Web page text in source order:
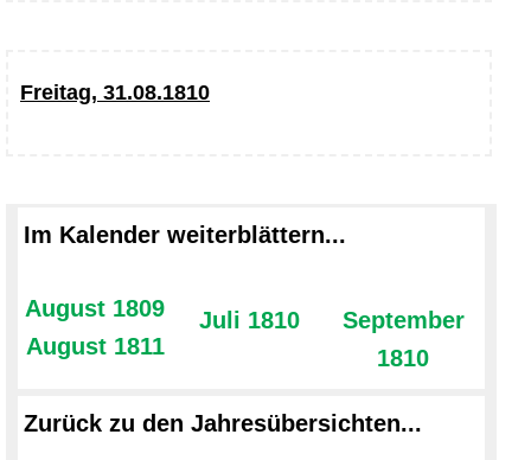
Freitag, 31.08.1810
Im Kalender weiterblättern...
August 1809
August 1811
Juli 1810
September
1810
Zurück zu den Jahresübersichten...